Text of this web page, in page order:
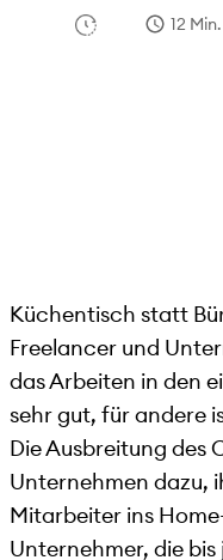
12
Küchentisch statt
Freelancer und
das Arbeiten in den
sehr gut, für andere
Die Ausbreitung des
Unternehmen dazu,
Mitarbeiter ins
Unternehmer, die